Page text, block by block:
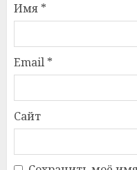
Имя *
Email *
Сайт